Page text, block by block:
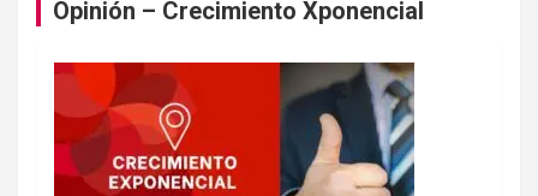
Opinión – Crecimiento Xponencial